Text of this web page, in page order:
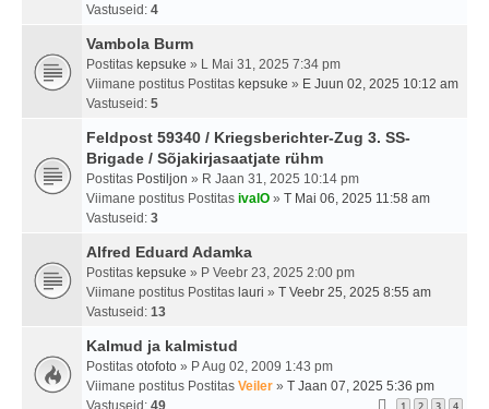
Vastuseid: 4
Vambola Burm
Postitas kepsuke » L Mai 31, 2025 7:34 pm
Viimane postitus Postitas kepsuke » E Juun 02, 2025 10:12 am
Vastuseid: 5
Feldpost 59340 / Kriegsberichter-Zug 3. SS-
Brigade / Sõjakirjasaatjate rühm
Postitas Postiljon » R Jaan 31, 2025 10:14 pm
Viimane postitus Postitas ivalO » T Mai 06, 2025 11:58 am
Vastuseid: 3
Alfred Eduard Adamka
Postitas kepsuke » P Veebr 23, 2025 2:00 pm
Viimane postitus Postitas lauri » T Veebr 25, 2025 8:55 am
Vastuseid: 13
Kalmud ja kalmistud
Postitas otofoto » P Aug 02, 2009 1:43 pm
Viimane postitus Postitas Veiler » T Jaan 07, 2025 5:36 pm
Vastuseid: 49